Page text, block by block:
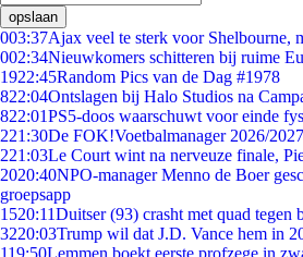
opslaan
003:37Ajax veel te sterk voor Shelbourne,
002:34Nieuwkomers schitteren bij ruime
1922:45Random Pics van de Dag #1978
822:04Ontslagen bij Halo Studios na
822:01PS5-doos waarschuwt voor einde
221:30De FOK!Voetbalmanager 2026/
221:03Le Court wint na nerveuze finale,
2020:40NPO-manager Menno de Boer
groepsapp
1520:11Duitser (93) crasht met quad tegen
3220:03Trump wil dat J.D. Vance hem in
119:50Lemmen boekt eerste profzege in